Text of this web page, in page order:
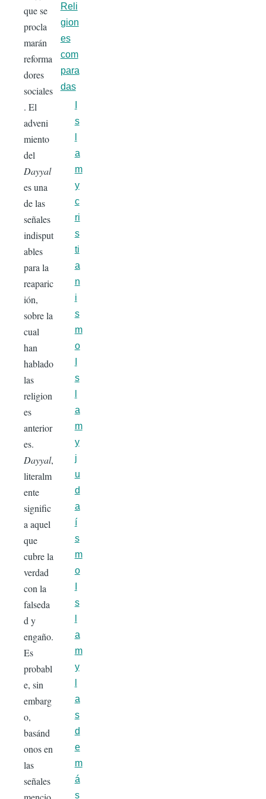
que se
procla
marán
reforma
dores
sociales
. El
adveni
miento
del
Dayyal
es una
de las
señales
indisput
ables
para la
reaparic
ión,
sobre la
cual
han
hablado
las
religion
es
anterior
es.
Dayyal,
literalm
ente
signific
a aquel
que
cubre la
verdad
con la
falseda
d y
engaño.
Es
probabl
e, sin
embarg
o,
basánd
onos en
las
señales
Reli
gion
es
com
para
das
s
a
m
y
c
ri
s
ti
a
n
i
s
m
o
s
a
m
y
j
u
d
a
í
s
m
o
s
a
m
y
a
s
d
e
m
á
s